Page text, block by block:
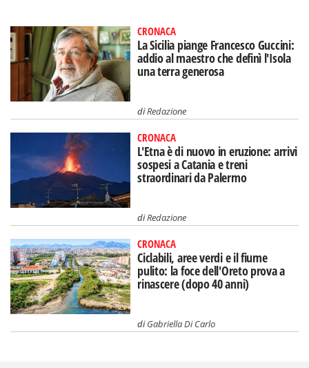
CRONACA
La Sicilia piange Francesco Guccini:
addio al maestro che definì l'Isola
una terra generosa
diRedazione
CRONACA
L'Etna è di nuovo in eruzione: arrivi
sospesi a Catania e treni
straordinari da Palermo
diRedazione
CRONACA
Ciclabili, aree verdi e il fiume
pulito: la foce dell'Oreto prova a
rinascere (dopo 40 anni)
diGabriella Di Carlo